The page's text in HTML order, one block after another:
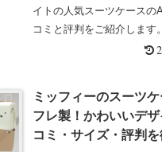
イトの人気スーツケースの
コミと評判をご紹介します
内持ち込み可能なサイズの
ケースでは見られない個性
リッシュなデザインなので
があります。
ミッフィーのスーツ
フレ製！かわいいデザ
コミ・サイズ・評判